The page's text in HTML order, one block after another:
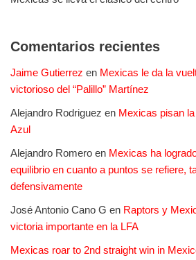
Comentarios recientes
Jaime Gutierrez en Mexicas le da la
victorioso del “Palillo” Martínez
Alejandro Rodriguez en Mexicas pisan
Azul
Alejandro Romero en Mexicas ha
equilibrio en cuanto a puntos se refiere,
defensivamente
José Antonio Cano G en Raptors y
victoria importante en la LFA
Mexicas roar to 2nd straight win in